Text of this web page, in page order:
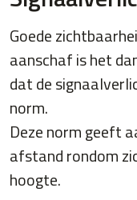
Goede
aanschaf is het
dat de
norm.
Deze norm geeft
afstand rondom
hoogte.